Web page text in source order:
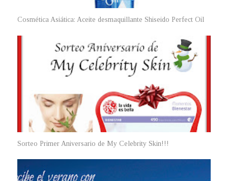
Cosmética Asiática: Aceite desmaquillante Shiseido Perfect Oil
Sorteo Primer Aniversario de My Celebrity Skin!!!